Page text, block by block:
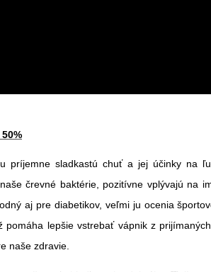
príjemne sladkastú chuť a jej účinky na
črevné baktérie, pozitívne vplývajú na
aj pre diabetikov, veľmi ju ocenia
lepšie vstrebať vápnik z
naše zdravie.